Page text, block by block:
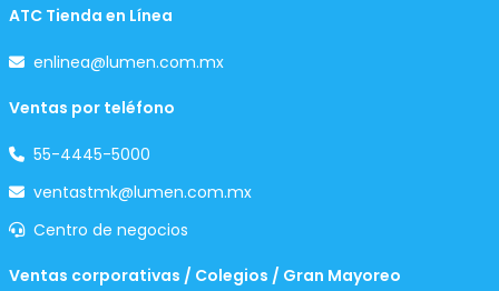
ATC Tienda en Línea
enlinea@lumen.com.mx
Ventas por teléfono
55-4445-5000
ventastmk@lumen.com.mx
Centro de negocios
Ventas corporativas / Colegios / Gran Mayoreo